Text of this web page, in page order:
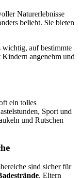
Naturerlebnisse
beliebt. Sie bieten
wichtig, auf bestimmte
angenehm und
ein tolles
Sport und
und Rutschen
sind sicher für
. Eltern